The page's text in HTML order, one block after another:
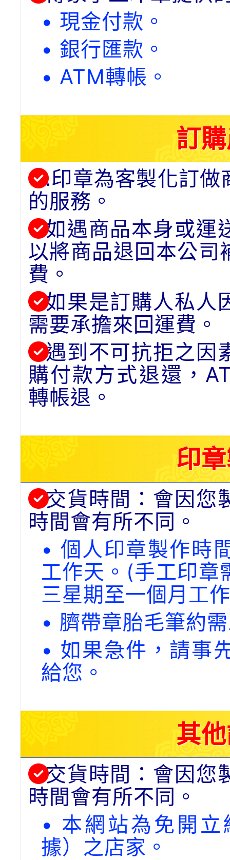
• 現金付款。
• 銀行匯款。
• ATM轉帳。
訂
.印章為客製化訂做
的服務。
如遇商品本身或運
以將商品退回本公司
費。
如果是訂購人私人
需要承擔來回運費。
遇到不可抗拒之因
購付款方式退還，
轉帳退。
印
交貨時間：會因您
時間會有所不同。
• 個人印章製作時
工作天。(手工印章
三星期至一個月工
• 臍帶章胎毛筆約
• 如果急件，請事
給您。
其
交貨時間：會因您
時間會有所不同。
• 本網站為免開
據）之店家。